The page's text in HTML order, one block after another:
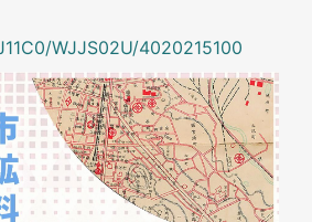
WJJS02U/4020215100